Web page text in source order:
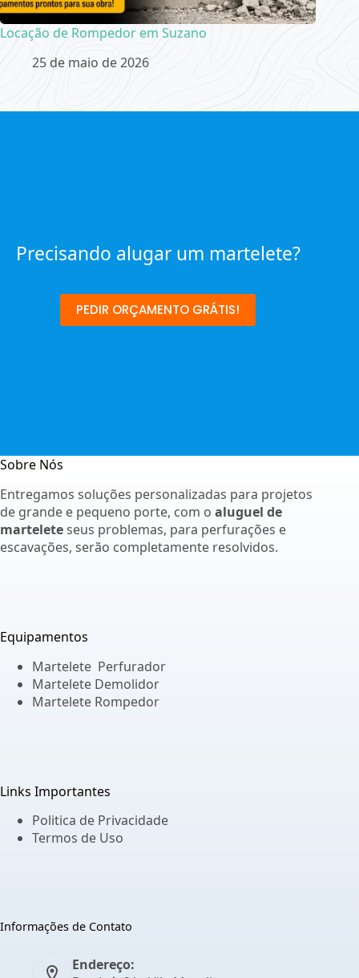
Locação de Rompedor em Suzano
25 de maio de 2026
Precisando alugar um martelete?
PEDIR ORÇAMENTO GRÁTIS!
Sobre Nós
Entregamos soluções personalizadas para projetos
de grande e pequeno porte, com o aluguel de
marteleteseus problemas, para perfurações e
escavações, serão completamente resolvidos.
Equipamentos
Martelete Perfurador
Martelete Demolidor
Martelete Rompedor
Links Importantes
Politica de Privacidade
Termos de Uso
Informações de Contato
Endereço: